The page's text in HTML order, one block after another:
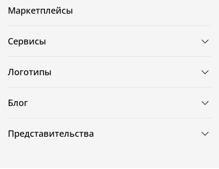
Маркетплейсы
Сервисы
Логотипы
Блог
Представительства